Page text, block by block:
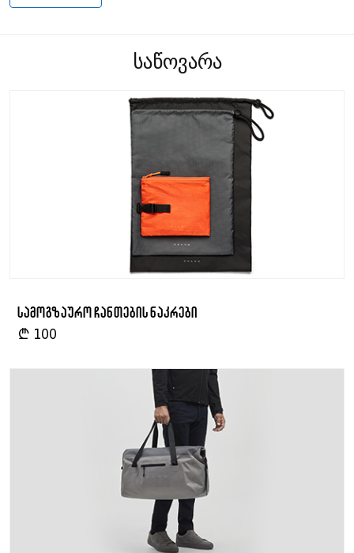
საწოვარა
სამოგზაურო ჩანთების ნაკრები
₾ 100